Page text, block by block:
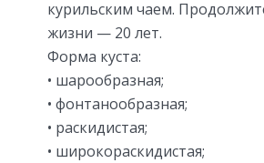
курильским чаем.
жизни — 20 лет.
Форма куста:
• шарообразная;
• фонтанообразная;
• раскидистая;
• широкораскидистая;